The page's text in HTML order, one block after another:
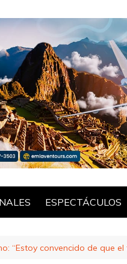
ESPECTÁCULOS
“Estoy convencido de que